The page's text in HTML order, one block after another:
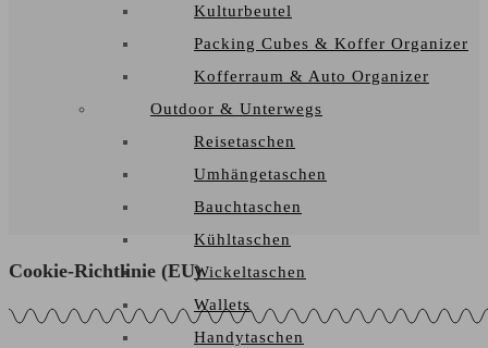
Kulturbeutel
Packing Cubes & Koffer Organizer
Kofferraum & Auto Organizer
Outdoor & Unterwegs
Reisetaschen
Umhängetaschen
Bauchtaschen
Kühltaschen
Wickeltaschen
Wallets
Handytaschen
Cookie-Richtlinie (EU)